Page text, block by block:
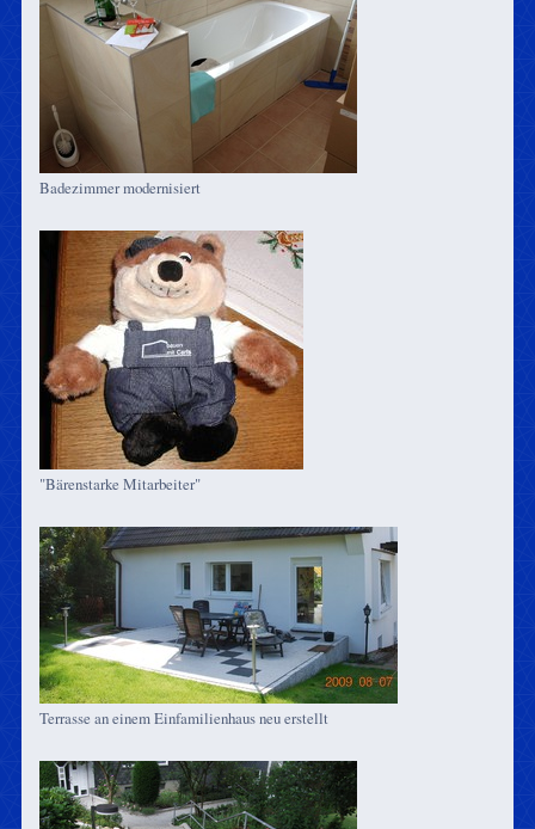
Badezimmer modernisiert
"Bärenstarke Mitarbeiter"
Terrasse an einem Einfamilienhaus neu erstellt